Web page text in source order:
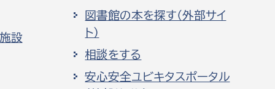
設
図書館の本を探す（外部サイ
ト）
相談をする
安心安全ユビキタスポータル